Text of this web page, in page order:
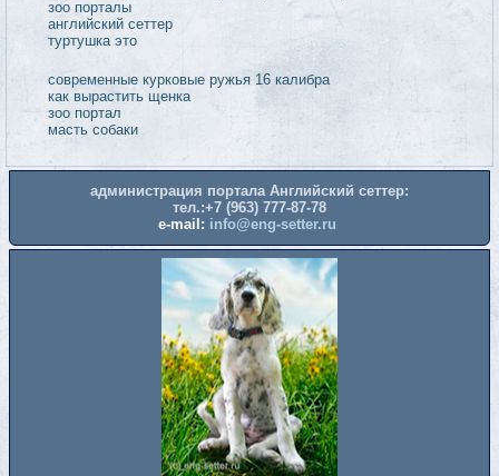
администрация портала Английский сеттер:
тел.:+7 (963) 777-87-78
e-mail: info@eng-setter.ru